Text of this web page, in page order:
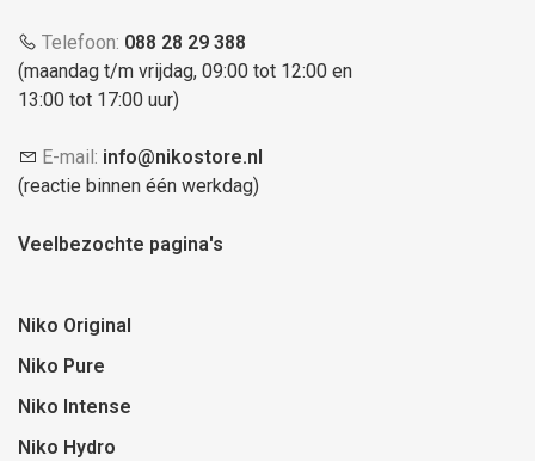
Telefoon: 088 28 29 388
(maandag t/m vrijdag, 09:00 tot 12:00 en
13:00 tot 17:00 uur)
E-mail: info@nikostore.nl
(reactie binnen één werkdag)
Veelbezochte pagina's
Niko Original
Niko Pure
Niko Intense
Niko Hydro